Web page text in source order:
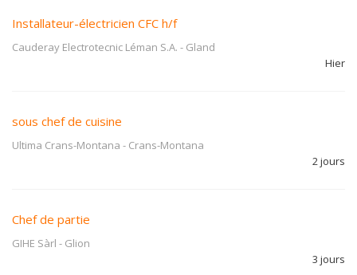
Installateur-électricien CFC h/f
Cauderay Electrotecnic Léman S.A. - Gland
Hier
sous chef de cuisine
Ultima Crans-Montana - Crans-Montana
2 jours
Chef de partie
GIHE Sàrl - Glion
3 jours